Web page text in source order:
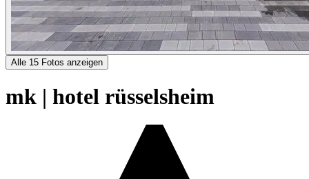
Alle 15 Fotos anzeigen
mk | hotel rüsselsheim